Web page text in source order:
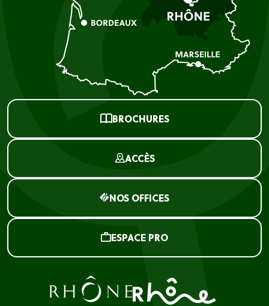
BROCHURES
ACCÈS
NOS OFFICES
ESPACE PRO